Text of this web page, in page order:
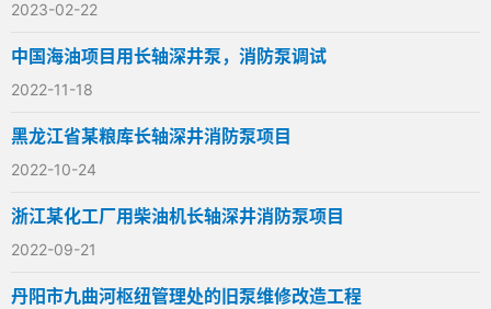
2023-02-22
中国海油项目用长轴深井泵，消防泵调试
2022-11-18
黑龙江省某粮库长轴深井消防泵项目
2022-10-24
浙江某化工厂用柴油机长轴深井消防泵项目
2022-09-21
丹阳市九曲河枢纽管理处的旧泵维修改造工程